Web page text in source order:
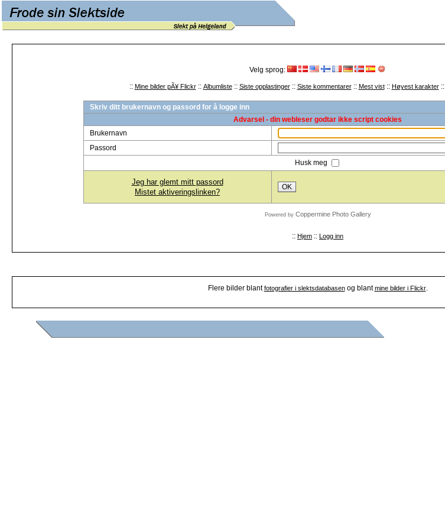
Velg sprog:
:: Mine bilder pÃ¥ Flickr:: Albumliste:: Siste opplastinger:: Siste kommentarer:: Mest vist:: Høyest karakter::
Skriv ditt brukernavn og passord for å logge inn
Advarsel - din webleser godtar ikke script cookies
Brukernavn
Passord
Husk meg
Jeg har glemt mitt passord
Mistet aktiveringslinken?
OK
Powered by Coppermine Photo Gallery
:: Hjem :: Logg inn
Flere bilder blantfotografier i slektsdatabasenog blantmine bilder i Flickr.